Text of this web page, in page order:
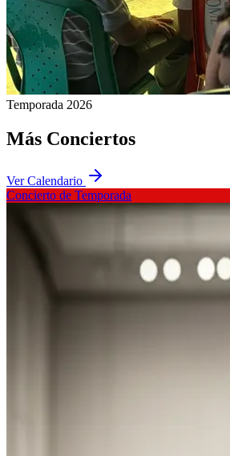
Temporada 2026
Más Conciertos
Ver Calendario
Concierto de Temporada